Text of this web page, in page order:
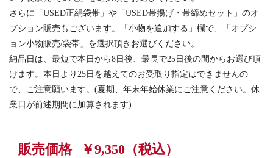
さらに「USED正絹袋帯」や「USED帯揚げ・帯締めセット」のオ
プション販売もございます。「小物を追加する」欄で、「オプシ
ョン小物販売/袋帯」を選択頂きお選びください。
納品日は、最短で本日から8日後、最長で25日後の間からお選び頂
けます。本日より25日を越えてのお受取り指定はできませんの
で、ご注意願います。(夏期、年末年始休業にご注意ください。休
業日が前述期間に加算されます)
販売価格 ￥9,350（税込）